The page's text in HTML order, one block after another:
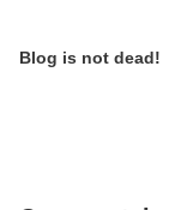
Blog is not dead!